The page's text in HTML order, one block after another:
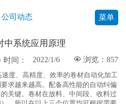
公司动态 菜单
中系统应用原理
 浏览：857
时间：
2022/1/6
速度、高精度、效率的卷材自动化加工
求越来越高。配备高性能的自动纠偏
关键。卷材在放料、中间段、收料过